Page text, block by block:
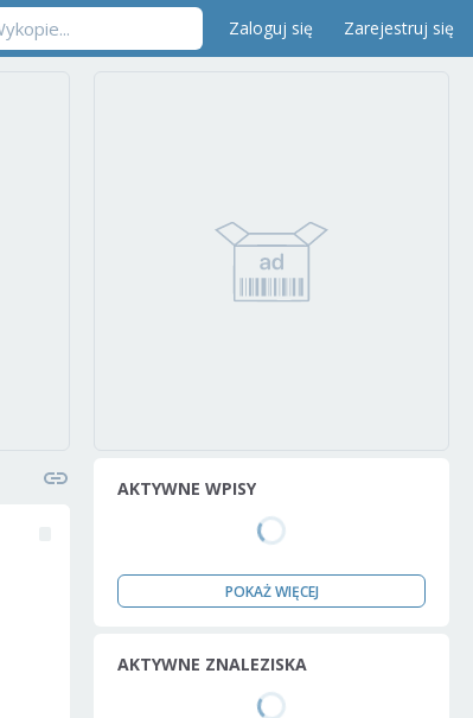
Zaloguj się Zarejestruj się
AKTYWNE WPISY
POKAŻ WIĘCEJ
AKTYWNE ZNALEZISKA